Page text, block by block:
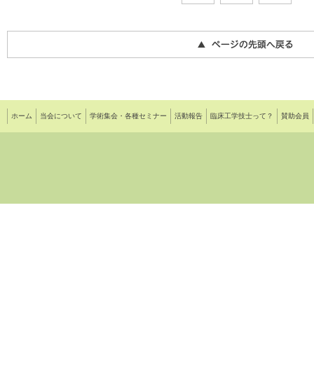
ホーム 当会について 学術集会・各種セミナー 活動報告 臨床工学技士って？ 賛助会員